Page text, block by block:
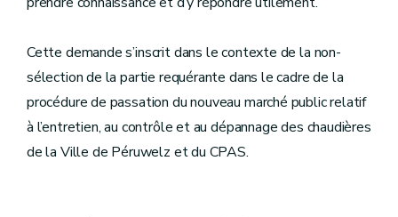
Cette demande s’inscrit dans le contexte de la non-
sélection de la partie requérante dans le cadre de la
procédure de passation du nouveau marché public relatif
à l’entretien, au contrôle et au dépannage des chaudières
de la Ville de Péruwelz et du CPAS.